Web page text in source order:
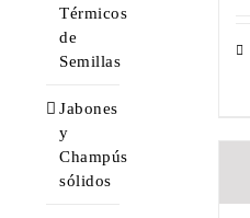
Térmicos
de
Semillas
Jabones
y
Champús
sólidos